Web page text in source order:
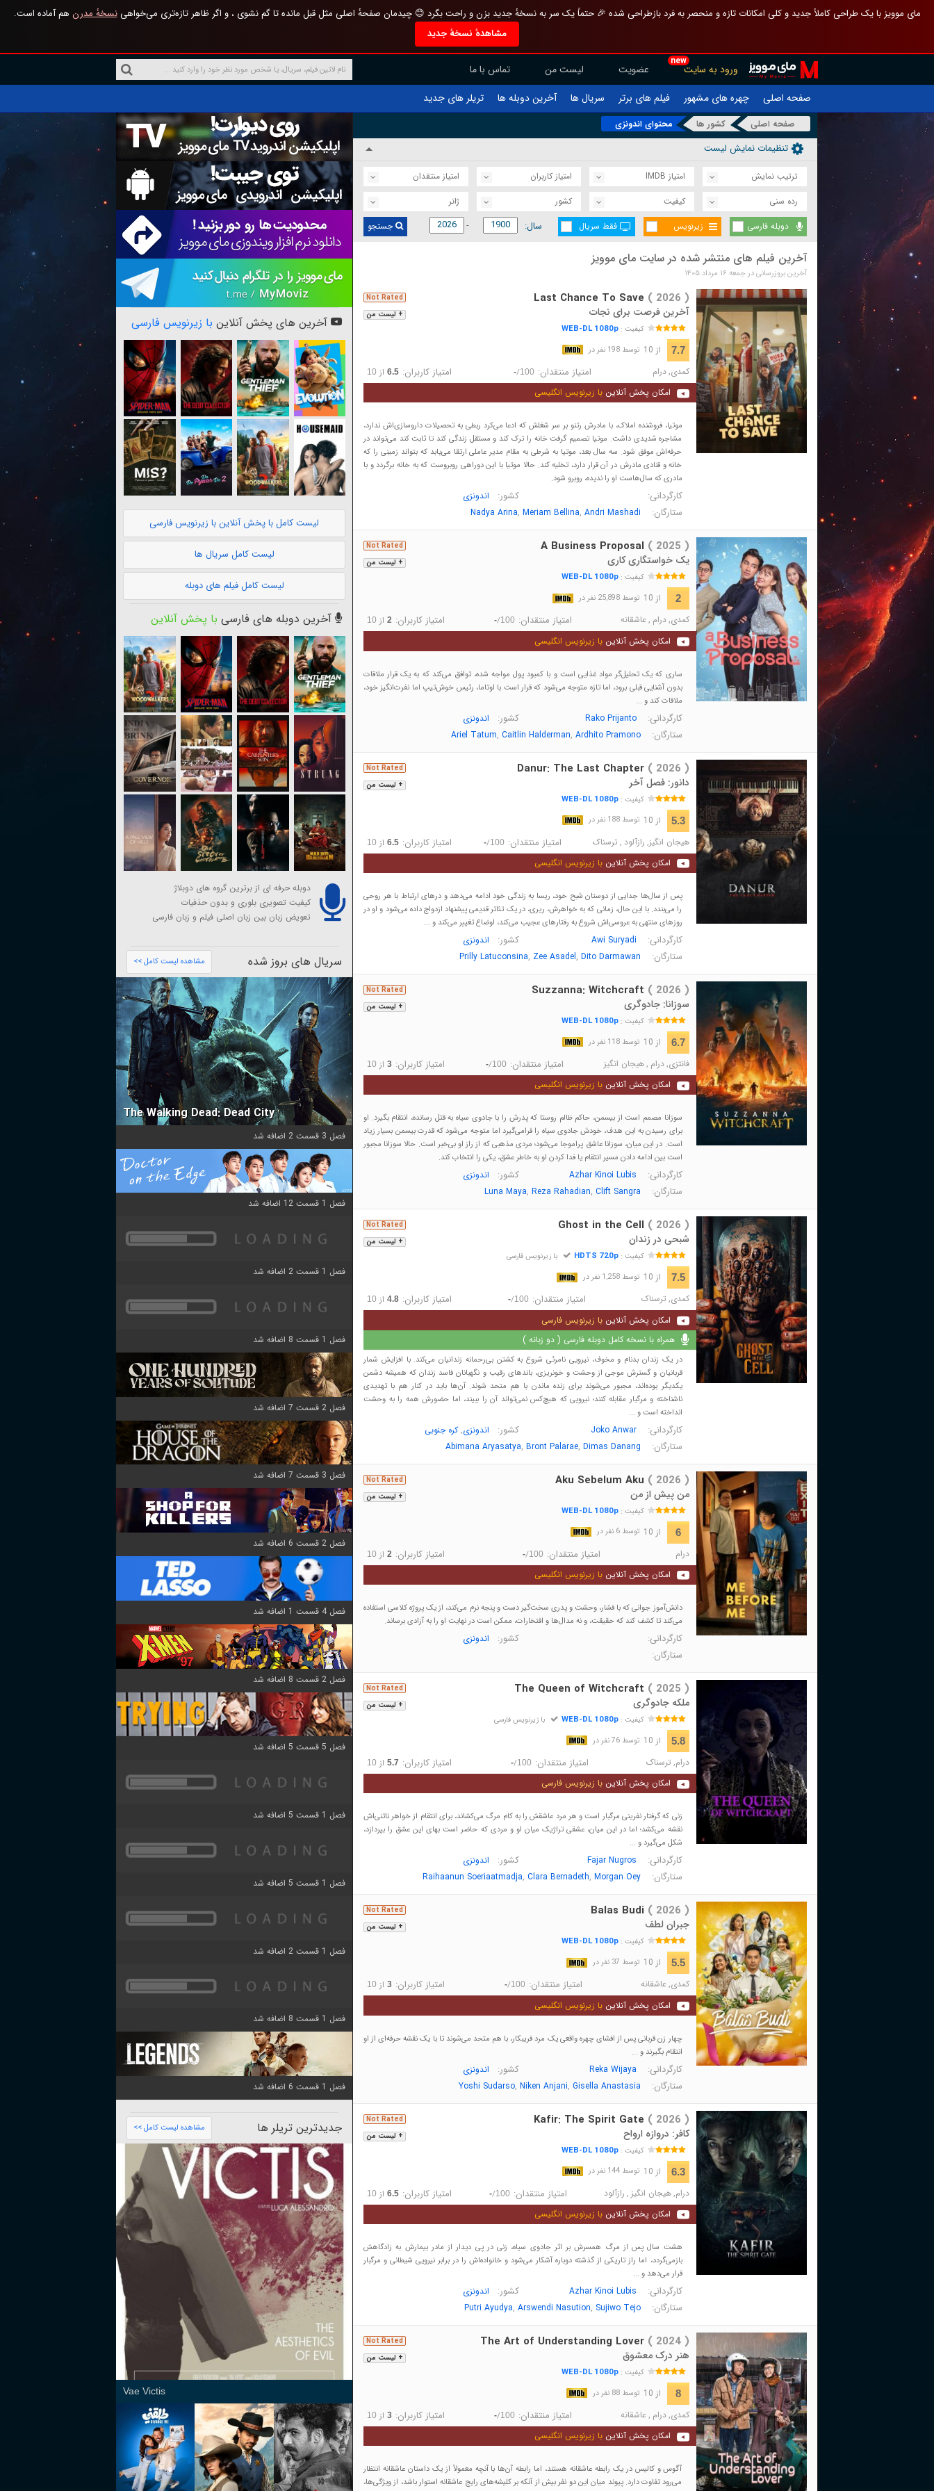
مای موویز با یک طراحی کاملاً جدید و کلی امکانات تازه و منحصر به فرد بازطراحی شده 🎉 حتماً یک سر به نسخهٔ جدید بزن و راحت بگرد 😊 چیدمان صفحهٔ اصلی مثل قبل مانده تا گم نشوی ، و اگر ظاهر تازه‌تری می‌خواهینسخهٔ مدرن هم آماده است.
مشاهدهٔ نسخهٔ جدید
new
ورود به سایت عضویت لیست من
تماس با ما
صفحه اصلی
چهره های مشهور فیلم های برتر سریال ها آخرین دوبله ها تریلر های جدید
صفحه اصلی کشور ها محتوای اندونزی
تنظیمات نمایش لیست
ترتیب نمایش امتیاز IMDB امتیاز کاربران
امتیاز منتقدان
رده سنی
کیفیت کشور
ژانر
دوبله فارسی
زیرنویس فقط سریال سال: جستجو
آخرین فیلم های منتشر شده در سایت مای موویز
آخرین بروزرسانی در جمعه ۱۶ مرداد ۱۴۰۵
+ لیست من
Not Rated Last Chance To Save ( 2026 )
آخرین فرصت برای نجات
کیفیت :WEB-DL 1080p
7.7 از 10 توسط 198 نفر در
کمدی,درام امتیاز منتقدان: -/100 امتیاز کاربران: 6.5 از 10
امکان پخش آنلاین با زیرنویس انگلیسی
موتیا، فروشنده املاک، با مادرش رتنو بر سر شغلش که ادعا می‌کرد ربطی به تحصیلات داروسازی‌اش ندارد،
مشاجره شدیدی داشت. موتیا تصمیم گرفت خانه را ترک کند و مستقل زندگی کند تا ثابت کند می‌تواند در
حرفه‌اش موفق شود. سه سال بعد، موتیا به شرطی به مقام مدیر عاملی ارتقا می‌یابد که بتواند زمینی را که
خانه و قنادی مادرش در آن قرار دارد، تخلیه کند. حالا موتیا با این دوراهی روبروست که به خانه برگردد و با
مادری که سال‌هاست او را ندیده، روبرو شود.
کارگردانی: کشور: اندونزی
ستارگان: Nadya Arina, Meriam Bellina, Andri Mashadi
+ لیست من
Not Rated A Business Proposal ( 2025 )
یک خواستگاری کاری
کیفیت :WEB-DL 1080p
2 از 10 توسط 25,898 نفر در
کمدی,درام ,عاشقانه امتیاز منتقدان: -/100 امتیاز کاربران: 2 از 10
امکان پخش آنلاین با زیرنویس انگلیسی
ساری که یک تحلیل‌گر مواد غذایی است و با کمبود پول مواجه شده، توافق می‌کند که به یک قرار ملاقات
بدون آشنایی قبلی برود، اما تازه متوجه می‌شود که قرار است با اوتاما، رئیس خوش‌تیپ اما نفرت‌انگیز خود،
ملاقات کند و ...
کارگردانی:Rako Prijanto کشور: اندونزی
ستارگان: Ariel Tatum, Caitlin Halderman, Ardhito Pramono
+ لیست من
Not Rated Danur: The Last Chapter( 2026 )
دانور: فصل آخر
کیفیت :WEB-DL 1080p
5.3 از 10 توسط 188 نفر در
هیجان انگیز, رازآلود , ترسناک امتیاز منتقدان: -/100 امتیاز کاربران: 6.5 از 10
امکان پخش آنلاین با زیرنویس انگلیسی
پس از سال‌ها جدایی از دوستان شبح خود، ریسا به زندگی خود ادامه می‌دهد و درهای ارتباط با هر روحی
را می‌بندد. با این حال، زمانی که به خواهرش، ریری، در یک تئاتر قدیمی پیشنهاد ازدواج داده می‌شود و او در
روزهای منتهی به عروسی‌اش شروع به رفتارهای عجیب می‌کند، اوضاع تغییر می‌کند و ...
کارگردانی: Awi Suryadi کشور: اندونزی
ستارگان: Prilly Latuconsina, Zee Asadel, Dito Darmawan
+ لیست من
Not Rated Suzzanna: Witchcraft ( 2026 )
سوزانا: جادوگری
کیفیت :WEB-DL 1080p
6.7 از 10 توسط 118 نفر در
فانتزی,درام ,هیجان انگیز امتیاز منتقدان: -/100 امتیاز کاربران: 3 از 10
امکان پخش آنلاین با زیرنویس انگلیسی
سوزانا مصمم است از بیسمن، حاکم ظالم روستا که پدرش را با جادوی سیاه به قتل رسانده، انتقام بگیرد. او
برای رسیدن به این هدف، خودش جادوی سیاه را فرامی‌گیرد اما متوجه می‌شود که قدرت بیسمن بسیار زیاد
است. در این میان، سوزانا عاشق پراموجا می‌شود؛ مردی مذهبی که از راز او بی‌خبر است. حالا سوزانا مجبور
است بین ادامه دادن مسیر انتقام یا فدا کردن او به خاطر عشق، یکی را انتخاب کند.
کارگردانی: Azhar Kinoi Lubis کشور: اندونزی
ستارگان: Luna Maya, Reza Rahadian, Clift Sangra
+ لیست من
Not Rated Ghost in the Cell ( 2026 )
شبحی در زندان
کیفیت :HDTS 720p با زیرنویس فارسی
7.5 از 10 توسط 1,258 نفر در
کمدی, ترسناک امتیاز منتقدان: -/100 امتیاز کاربران: 4.8 از 10
امکان پخش آنلاین با زیرنویس فارسی
همراه با نسخه کامل دوبله فارسی ( دو زبانه )
در یک زندان بدنام و مخوف، نیرویی نامرئی شروع به کشتن بی‌رحمانه زندانیان می‌کند. با افزایش شمار
قربانیان و گسترش موجی از وحشت و خونریزی، باندهای رقیب و نگهبانان فاسد زندان که همیشه دشمن
یکدیگر بوده‌اند، مجبور می‌شوند برای زنده ماندن با هم متحد شوند. آن‌ها باید در کنار هم با تهدیدی
ناشناخته و مرگبار مقابله کنند؛ نیرویی که هیچ‌کس نمی‌تواند آن را ببیند، اما حضورش همه را به وحشت
انداخته است و ...
کارگردانی:Joko Anwar کشور: اندونزی,کره جنوبی
ستارگان: Abimana Aryasatya, Bront Palarae, Dimas Danang
+ لیست من
Not Rated Aku Sebelum Aku ( 2026 )
من پیش از من
کیفیت :WEB-DL 1080p
6 از 10 توسط 6 نفر در
درام امتیاز منتقدان: -/100 امتیاز کاربران: 2 از 10
امکان پخش آنلاین با زیرنویس انگلیسی
دانش‌آموز جوانی که با فشار، وحشت و پدری سخت‌گیر دست و پنجه نرم می‌کند، از یک پروژه کلاسی استفاده
می‌کند تا کشف کند که حقیقت، و نه مدال‌ها و افتخارات، ممکن است در نهایت او را به آزادی برساند.
کارگردانی: کشور: اندونزی
ستارگان:
+ لیست من
Not Rated The Queen of Witchcraft ( 2025 )
ملکه جادوگری
کیفیت :WEB-DL 1080p با زیرنویس فارسی
5.8 از 10 توسط 76 نفر در
درام, ترسناک امتیاز منتقدان: -/100 امتیاز کاربران: 5.7 از 10
امکان پخش آنلاین با زیرنویس فارسی
زنی که گرفتار نفرینی مرگبار است و هر مرد عاشقش را به کام مرگ می‌کشاند، برای انتقام از خواهر ناتنی‌اش
نقشه می‌کشد؛ اما در این میان، عشقی تراژیک میان او و مردی که حاضر است بهای این عشق را بپردازد،
شکل می‌گیرد و ...
کارگردانی: Fajar Nugros کشور: اندونزی
ستارگان: Raihaanun Soeriaatmadja, Clara Bernadeth, Morgan Oey
+ لیست من
Not Rated Balas Budi ( 2026 )
جبران لطف
کیفیت :WEB-DL 1080p
5.5 از 10 توسط 37 نفر در
کمدی,عاشقانه امتیاز منتقدان: -/100 امتیاز کاربران: 3 از 10
امکان پخش آنلاین با زیرنویس انگلیسی
چهار زن قربانی پس از افشای چهره واقعی یک مرد فریبکار، با هم متحد می‌شوند تا با یک نقشه حرفه‌ای از او
انتقام بگیرند و ...
کارگردانی: Reka Wijaya کشور: اندونزی
ستارگان: Yoshi Sudarso, Niken Anjani, Gisella Anastasia
+ لیست من
Not Rated Kafir: The Spirit Gate ( 2026 )
کافر: دروازه ارواح
کیفیت :WEB-DL 1080p
6.3 از 10 توسط 144 نفر در
درام, هیجان انگیز , رازآلود امتیاز منتقدان: -/100 امتیاز کاربران: 6.5 از 10
امکان پخش آنلاین با زیرنویس انگلیسی
هشت سال پس از مرگ همسرش بر اثر جادوی سیاه، زنی در پی دیدار از مادر بیمارش به زادگاهش
بازمی‌گردد، اما راز تاریکی از گذشته دوباره آشکار می‌شود و خانواده‌اش را در برابر نیرویی شیطانی و مرگبار
قرار می‌دهد و ...
کارگردانی: Azhar Kinoi Lubis کشور: اندونزی
ستارگان: Putri Ayudya, Arswendi Nasution, Sujiwo Tejo
+ لیست من
Not Rated The Art of Understanding Lover( 2024 )
هنر درک معشوق
کیفیت :WEB-DL 1080p
8 از 10 توسط 88 نفر در
کمدی,درام ,عاشقانه امتیاز منتقدان: -/100 امتیاز کاربران: 3 از 10
امکان پخش آنلاین با زیرنویس انگلیسی
آگوس و کالیس در یک رابطه عاشقانه هستند، اما رابطه آن‌ها با آنچه معمولاً از یک داستان عاشقانه انتظار
می‌رود تفاوت دارد. پیوند میان این دو نفر بیش از آنکه بر کلیشه‌های رایج عاشقانه استوار باشد، از ویژگی‌ها،
آخرین های پخش آنلاین با زیرنویس فارسی
لیست کامل با پخش آنلاین با زیرنویس فارسی
لیست کامل سریال ها
لیست کامل فیلم های دوبله
آخرین دوبله های فارسی با پخش آنلاین
دوبله حرفه ای از برترین گروه های دوبلاژ
کیفیت تصویری بلوری و بدون حذفیات
تعویض زبان بین زبان اصلی فیلم و زبان فارسی
سریال های بروز شده مشاهده لیست کامل >>
The Walking Dead: Dead City
فصل 3 قسمت 2 اضافه شد
فصل 1 قسمت 12 اضافه شد
فصل 1 قسمت 2 اضافه شد
فصل 1 قسمت 8 اضافه شد
فصل 2 قسمت 7 اضافه شد
فصل 3 قسمت 7 اضافه شد
فصل 2 قسمت 6 اضافه شد
فصل 4 قسمت 1 اضافه شد
فصل 2 قسمت 8 اضافه شد
فصل 5 قسمت 5 اضافه شد
فصل 1 قسمت 5 اضافه شد
فصل 1 قسمت 5 اضافه شد
فصل 1 قسمت 2 اضافه شد
فصل 1 قسمت 8 اضافه شد
فصل 1 قسمت 6 اضافه شد
جدیدترین تریلر ها مشاهده لیست کامل >>
Vae Victis